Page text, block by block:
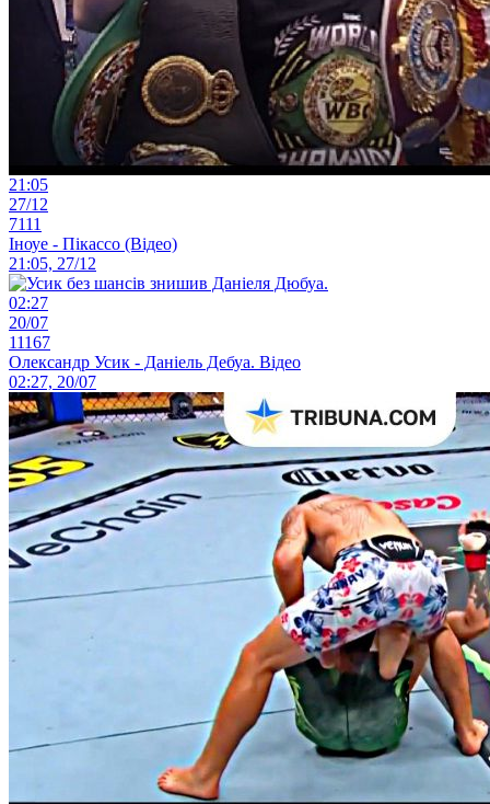
21:05
27/12
7111
Іноуе - Пікассо (Відео)
21:05, 27/12
02:27
20/07
11167
Олександр Усик - Даніель Дебуа. Відео
02:27, 20/07